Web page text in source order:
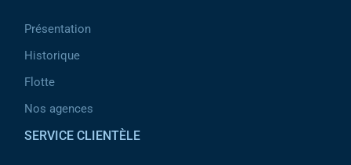
Présentation
Historique
Flotte
Nos agences
SERVICE CLIENTÈLE